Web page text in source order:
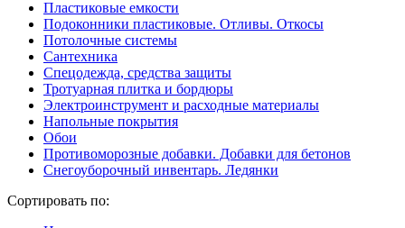
Пластиковые емкости
Подоконники пластиковые. Отливы. Откосы
Потолочные системы
Сантехника
Спецодежда, средства защиты
Тротуарная плитка и бордюры
Электроинструмент и расходные материалы
Напольные покрытия
Обои
Противоморозные добавки. Добавки для бетонов
Снегоуборочный инвентарь. Ледянки
Сортировать по: